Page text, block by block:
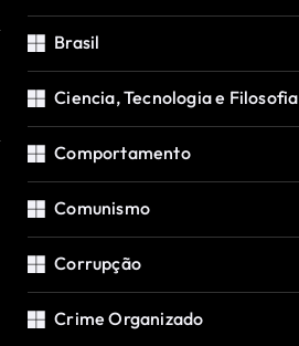
Brasil
Ciencia, Tecnologia e Filosofia
Comportamento
Comunismo
Corrupção
Crime Organizado